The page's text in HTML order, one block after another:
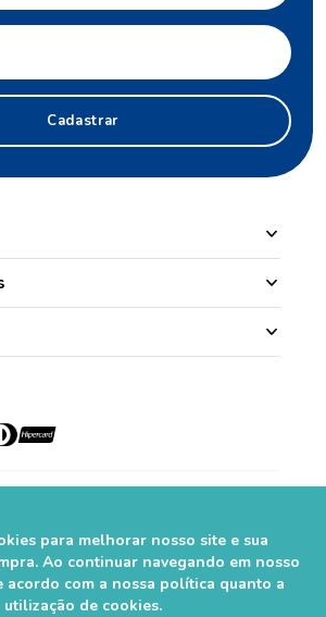
para melhorar nosso site e sua
Ao continuar navegando em nosso
acordo com a nossa política quanto a
utilização de cookies.
Cadastrar
feira.*